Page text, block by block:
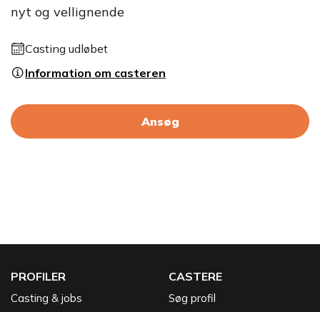
nyt og vellignende
Casting udløbet
Information om casteren
Ansøg
PROFILER
Casting & jobs
CASTERE
Søg profil